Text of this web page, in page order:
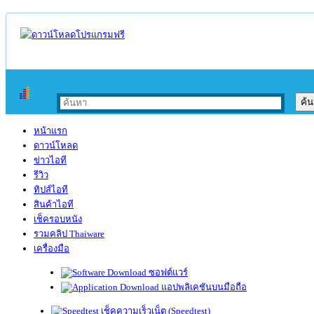
หน้าแรก
ดาวน์โหลด
ข่าวไอที
รีวิว
ทิปส์ไอที
สินค้าไอที
เช็ครอบหนัง
รวมคลิป Thaiware
เครื่องมือ
ซอฟต์แวร์
แอปพลิเคชันบนมือถือ
เช็คความเร็วเน็ต (Speedtest)